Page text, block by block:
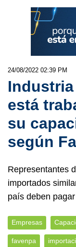
24/08/2022 02:39 PM
está
su
según
Representantes
importados
país deben
Empresas
favenpa